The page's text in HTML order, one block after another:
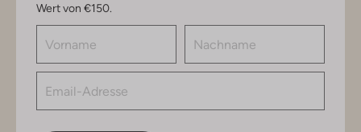
Wert von €150.